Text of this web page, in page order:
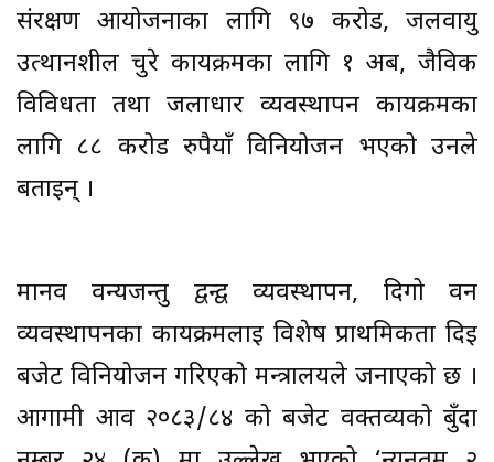
संरक्षण आयोजनाका लागि ९७ करोड, जलवायु
उत्थानशील चुरे कार्यक्रमका लागि १ अर्ब, जैविक
विविधता तथा जलाधार व्यवस्थापन कार्यक्रमका
लागि ८८ करोड रुपैयाँ विनियोजन भएको उनले
बताइन् ।
मानव वन्यजन्तु द्वन्द्व व्यवस्थापन, दिगो वन
व्यवस्थापनका कार्यक्रमलाई विशेष प्राथमिकता दिई
बजेट विनियोजन गरिएको मन्त्रालयले जनाएको छ ।
आगामी आव २०८३/८४ को बजेट वक्तव्यको बुँदा